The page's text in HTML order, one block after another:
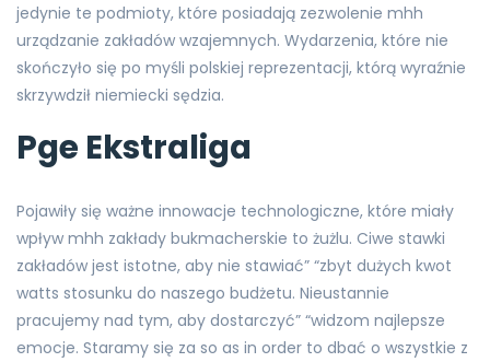
jedynie te podmioty, które posiadają zezwolenie mhh
urządzanie zakładów wzajemnych. Wydarzenia, które nie
skończyło się po myśli polskiej reprezentacji, którą wyraźnie
skrzywdził niemiecki sędzia.
Pge Ekstraliga
Pojawiły się ważne innowacje technologiczne, które miały
wpływ mhh zakłady bukmacherskie to żużlu. Ciwe stawki
zakładów jest istotne, aby nie stawiać” “zbyt dużych kwot
watts stosunku do naszego budżetu. Nieustannie
pracujemy nad tym, aby dostarczyć” “widzom najlepsze
emocje. Staramy się za so as in order to dbać o wszystkie z